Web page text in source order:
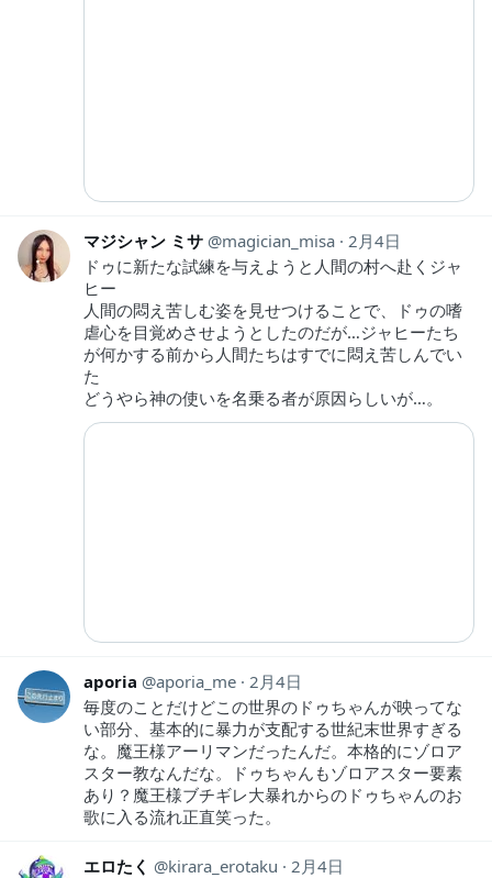
マジシャン ミサ magician_misa
2月4日
ドゥに新たな試練を与えようと人間の村へ赴くジャ
ヒー
人間の悶え苦しむ姿を見せつけることで、ドゥの嗜
虐心を目覚めさせようとしたのだが…ジャヒーたち
が何かする前から人間たちはすでに悶え苦しんでい
た
どうやら神の使いを名乗る者が原因らしいが…。
aporia aporia_me
2月4日
毎度のことだけどこの世界のドゥちゃんが映ってな
い部分、基本的に暴力が支配する世紀末世界すぎる
な。魔王様アーリマンだったんだ。本格的にゾロア
スター教なんだな。ドゥちゃんもゾロアスター要素
あり？魔王様ブチギレ大暴れからのドゥちゃんのお
歌に入る流れ正直笑った。
エロたく kirara_erotaku
2月4日